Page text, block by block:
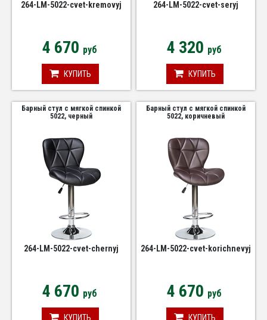
264-LM-5022-cvet-kremovyj
4 670 руб
КУПИТЬ
264-LM-5022-cvet-seryj
4 320 руб
КУПИТЬ
Барный стул с мягкой спинкой
5022, черный
264-LM-5022-cvet-chernyj
4 670 руб
КУПИТЬ
Барный стул с мягкой спинкой
5022, коричневый
264-LM-5022-cvet-korichnevyj
4 670 руб
КУПИТЬ